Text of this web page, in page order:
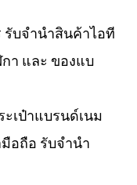
รับจำนำสินค้าไอที
า และ ของแบ
เป๋าแบรนด์เนม
อถือ รับจำนำ